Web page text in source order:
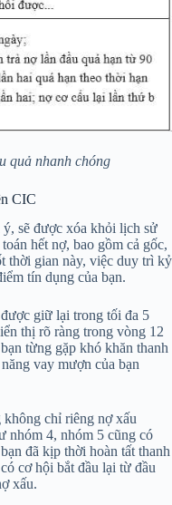
quả nhanh chóng
CIC
sẽ được xóa khỏi lịch sử
hết nợ, bao gồm cả gốc,
thời gian này, việc duy trì kỷ
tín dụng của bạn.
giữ lại trong tối đa 5
thị rõ ràng trong vòng 12
từng gặp khó khăn thanh
vay mượn của bạn
chỉ riêng nợ xấu
nhóm 4, nhóm 5 cũng có
đã kịp thời hoàn tất thanh
cơ hội bắt đầu lại từ đầu
xấu.